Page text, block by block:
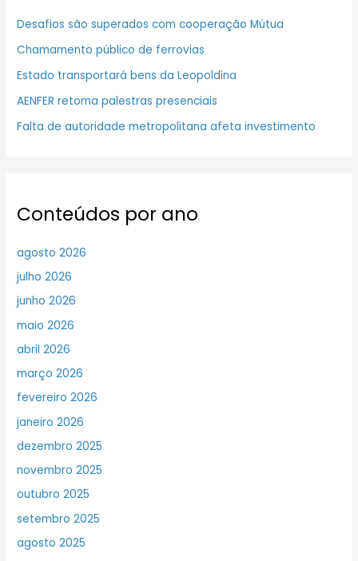
Desafios são superados com cooperação Mútua
Chamamento público de ferrovias
Estado transportará bens da Leopoldina
AENFER retoma palestras presenciais
Falta de autoridade metropolitana afeta investimento
Conteúdos por ano
agosto 2026
julho 2026
junho 2026
maio 2026
abril 2026
março 2026
fevereiro 2026
janeiro 2026
dezembro 2025
novembro 2025
outubro 2025
setembro 2025
agosto 2025